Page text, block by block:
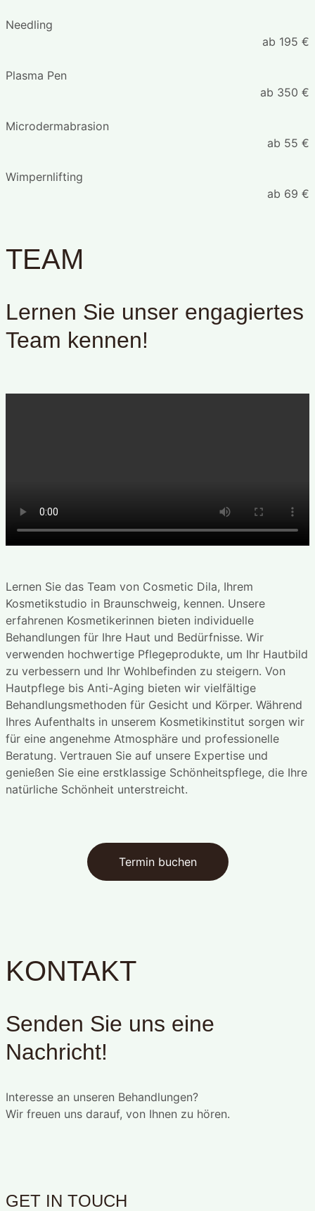
Needling
ab 195 €
Plasma Pen
ab 350 €
Microdermabrasion
ab 55 €
Wimpernlifting
ab 69 €
TEAM
Lernen Sie unser engagiertes
Team kennen!
Lernen Sie das Team von Cosmetic Dila, Ihrem
Kosmetikstudio in Braunschweig, kennen. Unsere
erfahrenen Kosmetikerinnen bieten individuelle
Behandlungen für Ihre Haut und Bedürfnisse. Wir
verwenden hochwertige Pflegeprodukte, um Ihr Hautbild
zu verbessern und Ihr Wohlbefinden zu steigern. Von
Hautpflege bis Anti-Aging bieten wir vielfältige
Behandlungsmethoden für Gesicht und Körper. Während
Ihres Aufenthalts in unserem Kosmetikinstitut sorgen wir
für eine angenehme Atmosphäre und professionelle
Beratung. Vertrauen Sie auf unsere Expertise und
genießen Sie eine erstklassige Schönheitspflege, die Ihre
natürliche Schönheit unterstreicht.
Termin buchen
KONTAKT
Senden Sie uns eine
Nachricht!
Interesse an unseren Behandlungen?
Wir freuen uns darauf, von Ihnen zu hören.
GET IN TOUCH